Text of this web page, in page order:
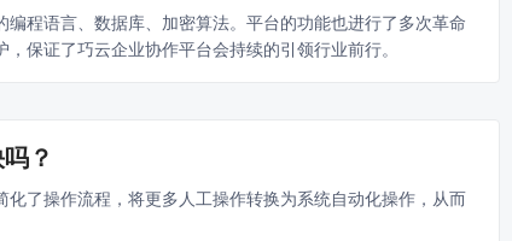
程语言、数据库、加密算法。平台的功能也进行了多次革命
保证了巧云企业协作平台会持续的引领行业前行。
？
化了操作流程，将更多人工操作转换为系统自动化操作，从而